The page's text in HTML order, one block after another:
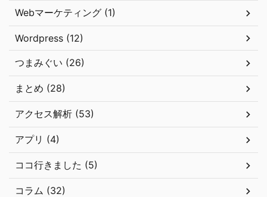
Webマーケティング (1)
Wordpress (12)
つまみぐい (26)
まとめ (28)
アクセス解析 (53)
アプリ (4)
ココ行きました (5)
コラム (32)